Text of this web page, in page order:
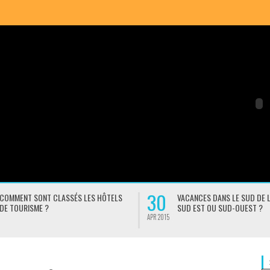
COMMENT SONT CLASSÉS LES HÔTELS
DE TOURISME ?
30
APR 2015
VACANCES DANS LE SUD DE
SUD EST OU SUD-OUEST ?